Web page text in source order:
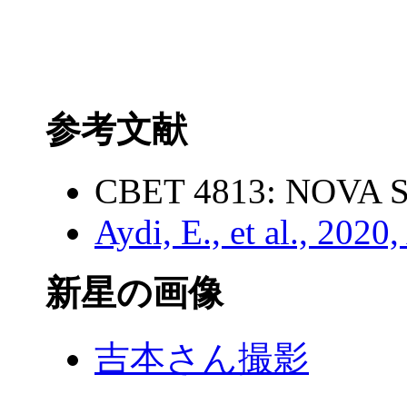
参考文献
CBET 4813: NOVA
Aydi, E., et al.,
新星の画像
吉本さん撮影